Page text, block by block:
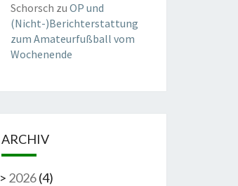
Schorsch zu OP und
(Nicht-)Berichterstattung
zum Amateurfußball vom
Wochenende
ARCHIV
> 2026 (4)